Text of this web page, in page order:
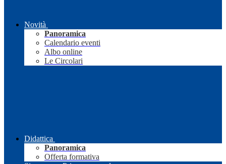
Novità
Panoramica
Calendario eventi
Albo online
Le Circolari
Didattica
Panoramica
Offerta formativa